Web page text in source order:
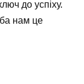
до успіху.
нам це